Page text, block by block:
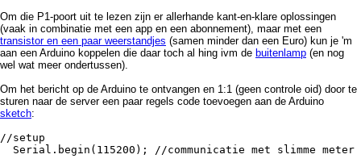
Om die P1-poort uit te lezen zijn er allerhande kant-en-klare oplossingen
(vaak in combinatie met een app en een abonnement), maar met een
transistor en een paar weerstandjes (samen minder dan een Euro) kun je 'm
aan een Arduino koppelen die daar toch al hing ivm de buitenlamp (en nog
wel wat meer ondertussen).
Om het bericht op de Arduino te ontvangen en 1:1 (geen controle oid) door te
sturen naar de server een paar regels code toevoegen aan de Arduino
sketch:
//setup
Serial.begin(115200); //communicatie met slimme